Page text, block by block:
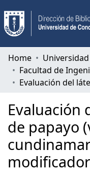
Communities &
All of DSpace
Home
Evaluación
de papayo